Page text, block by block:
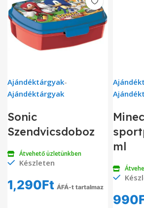
Ajándéktárgyak-
Ajándéktárgyak
Sonic
Szendvicsdoboz
Átvehető üzletünkben
Készleten
1,290Ft ÁFÁ-t tartalmaz
ml
990